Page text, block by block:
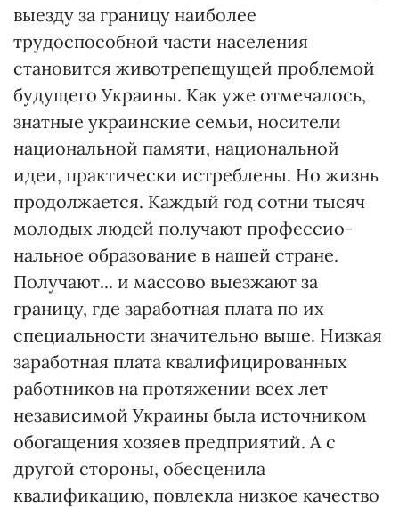
выезду за границу наиболее
трудоспособной части населения
становится животрепещущей проблемой
будущего Украины. Как уже отмечалось,
знатные украинские семьи, носители
национальной памяти, национальной
идеи, практически истреблены. Но жизнь
продолжается. Каждый год сотни тысяч
молодых людей получают профессио­
нальное образование в нашей стране.
Получают... и массово выезжают за
границу, где заработная плата по их
специальности значительно выше. Низкая
заработная плата квалифицированных
работников на протяжении всех лет
независимой Украины была источником
обогащения хозяев предприятий. А с
другой стороны, обесценила
квалификацию, повлекла низкое качество